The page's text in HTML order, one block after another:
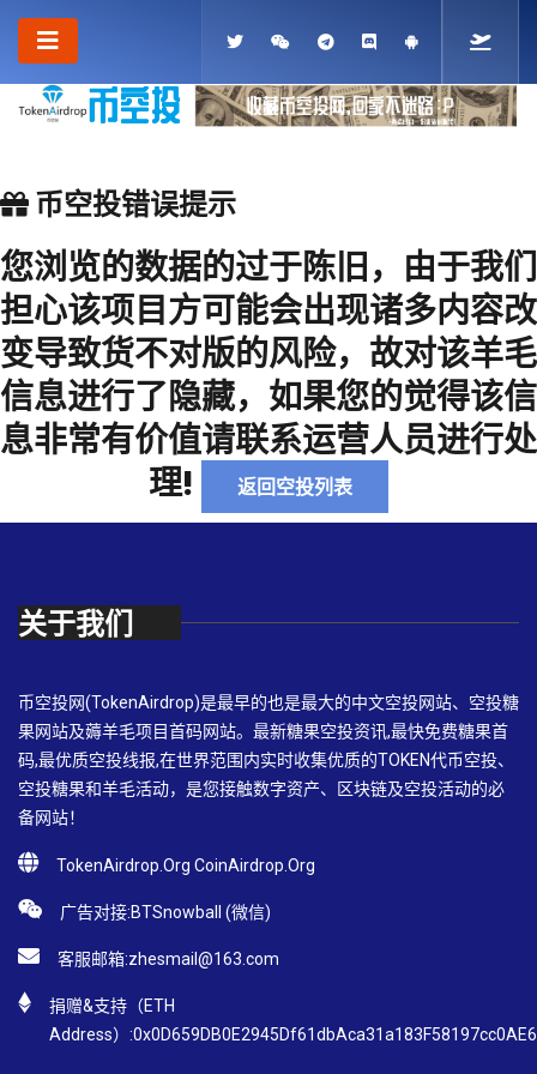
币空投错误提示
您浏览的数据的过于陈旧，由于我们
担心该项目方可能会出现诸多内容改
变导致货不对版的风险，故对该羊毛
信息进行了隐藏，如果您的觉得该信
息非常有价值请联系运营人员进行处
理!
返回空投列表
关于我们
币空投网(TokenAirdrop)是最早的也是最大的中文空投网站、空投糖
果网站及薅羊毛项目首码网站。最新糖果空投资讯,最快免费糖果首
码,最优质空投线报,在世界范围内实时收集优质的TOKEN代币空投、
空投糖果和羊毛活动，是您接触数字资产、区块链及空投活动的必
备网站！
TokenAirdrop.Org CoinAirdrop.Org
广告对接:BTSnowball (微信)
客服邮箱:zhesmail@163.com
捐赠&支持（ETH
Address）:0x0D659DB0E2945Df61dbAca31a183F58197cc0AE6